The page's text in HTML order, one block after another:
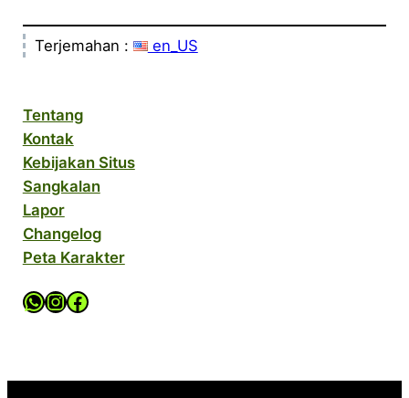
Terjemahan : en_US
Tentang
Kontak
Kebijakan Situs
Sangkalan
Lapor
Changelog
Peta Karakter
WhatsApp Channel Instagram Account Facebook Page